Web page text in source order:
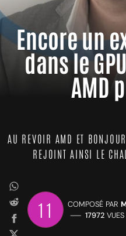
Encore un
dans le
AMD
AU REVOIR AMD ET
REJOINT AINSI LE
11 COMPOSÉ PAR
—— 17972 VUES